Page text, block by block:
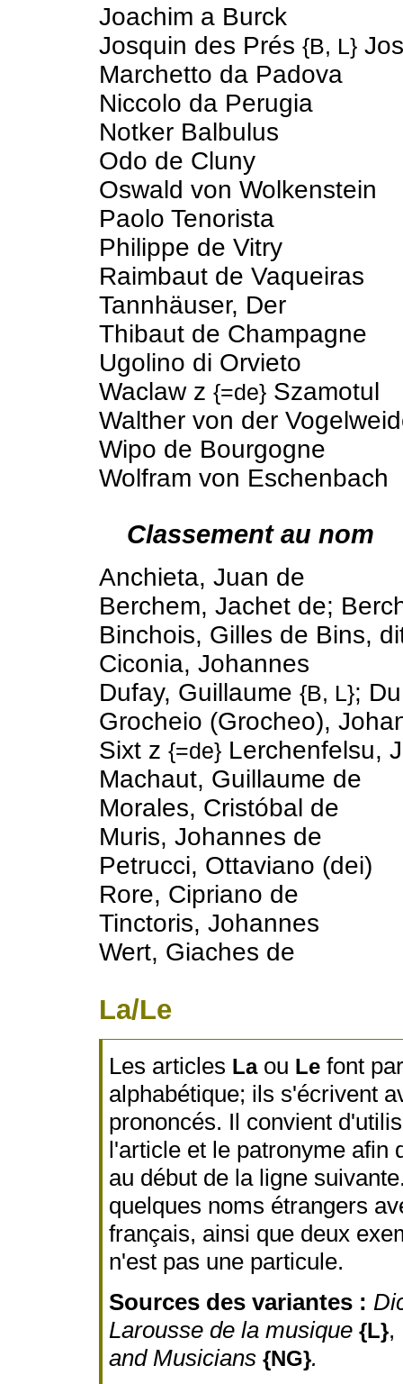
Joachim a Burck
Josquin des Prés {B, L}
Marchetto da Padova
Niccolo da Perugia
Notker Balbulus
Odo de Cluny
Oswald von Wolkenstein
Paolo Tenorista
Philippe de Vitry
Raimbaut de Vaqueiras
Tannhäuser, Der
Thibaut de Champagne
Ugolino di Orvieto
Waclaw z {=de} Szamotul
Walther von der
Wipo de Bourgogne
Wolfram von Eschenbach
Classement au nom
Anchieta, Juan de
Berchem, Jachet de;
Binchois, Gilles de Bins,
Ciconia, Johannes
Dufay, Guillaume {B, L};
Grocheio (Grocheo),
Sixt z {=de} Lerchenfelsu,
Machaut, Guillaume de
Morales, Cristóbal de
Muris, Johannes de
Petrucci, Ottaviano (dei)
Rore, Cipriano de
Tinctoris, Johannes
Wert, Giaches de
La/Le
Les articles Laou Lefont
alphabétique; ils s'écrivent
prononcés. Il convient
l'article et le patronyme afin
au début de la ligne
quelques noms étrangers
français, ainsi que deux
n'est pas une particule.
Sources des variantes :
Larousse de la musique {L},
and Musicians {NG}.